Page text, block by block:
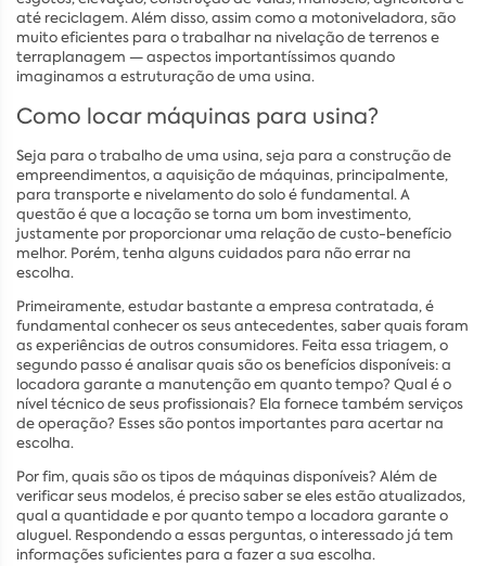
até reciclagem. Além disso, assim como a motoniveladora, são
muito eficientes para o trabalhar na nivelação de terrenos e
terraplanagem — aspectos importantíssimos quando
imaginamos a estruturação de uma usina.
Como locar máquinas para usina?
Seja para o trabalho de uma usina, seja para a construção de
empreendimentos, a aquisição de máquinas, principalmente,
para transporte e nivelamento do solo é fundamental. A
questão é que a locação se torna um bom investimento,
justamente por proporcionar uma relação de custo-benefício
melhor. Porém, tenha alguns cuidados para não errar na
escolha.
Primeiramente, estudar bastante a empresa contratada, é
fundamental conhecer os seus antecedentes, saber quais foram
as experiências de outros consumidores. Feita essa triagem, o
segundo passo é analisar quais são os benefícios disponíveis: a
locadora garante a manutenção em quanto tempo? Qual é o
nível técnico de seus profissionais? Ela fornece também serviços
de operação? Esses são pontos importantes para acertar na
escolha.
Por fim, quais são os tipos de máquinas disponíveis? Além de
verificar seus modelos, é preciso saber se eles estão atualizados,
qual a quantidade e por quanto tempo a locadora garante o
aluguel. Respondendo a essas perguntas, o interessado já tem
informações suficientes para a fazer a sua escolha.